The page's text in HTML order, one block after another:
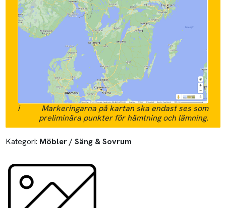
i
Markeringarna på kartan ska endast ses som
preliminära punkter för hämtning och lämning.
Kategori: Möbler / Säng & Sovrum